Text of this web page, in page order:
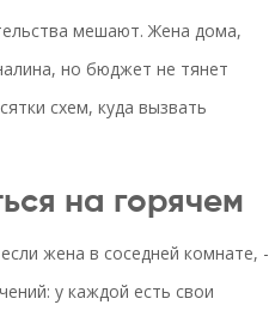
мешают. Жена дома,
но бюджет не тянет
схем, куда вызвать
на горячем
жена в соседней комнате, -
у каждой есть свои